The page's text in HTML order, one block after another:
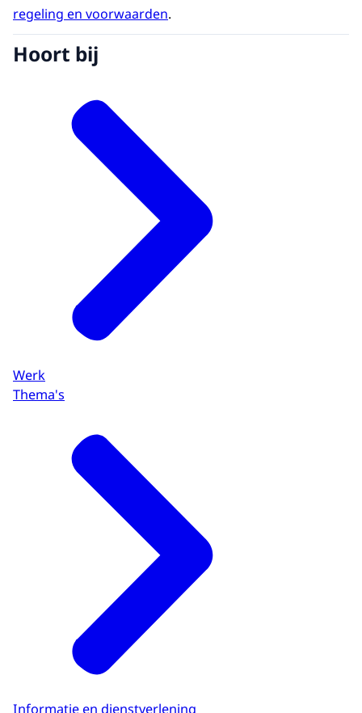
regeling en voorwaarden.
Hoort bij
Werk
Thema's
Informatie en dienstverlening